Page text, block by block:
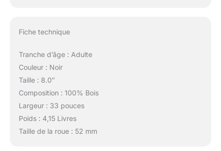
Fiche technique
Tranche d’âge : Adulte
Couleur : Noir
Taille : 8.0″
Composition : 100% Bois
Largeur : 33 pouces
Poids : 4,15 Livres
Taille de la roue : 52 mm